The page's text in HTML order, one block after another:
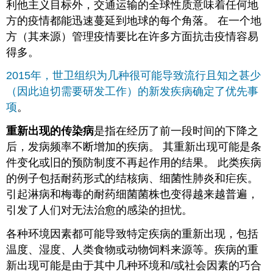
利他主义目标外，交通运输的全球性质意味着任何地
方的疫情都能迅速蔓延到地球的每个角落。 在一个地
方（其来源）管理疫情要比在许多方面抗击疫情容易
得多。
2015年，世卫组织为几种很可能导致流行且知之甚少
（因此迫切需要研发工作）的新发疾病确定了优先事
项。
重新出现的传染病是指在经历了前一段时间的下降之
后，发病频率不断增加的疾病。 其重新出现可能是条
件变化或旧的预防制度不再起作用的结果。 此类疾病
的例子包括耐药形式的结核病、细菌性肺炎和疟疾。
引起淋病和梅毒的耐药细菌菌株也变得越来越普遍，
引发了人们对无法治愈的感染的担忧。
各种环境因素都可能导致特定疾病的重新出现，包括
温度、湿度、人类食物或动物饲料来源等。疾病的重
新出现可能是由于其中几种环境和/或社会因素的巧合